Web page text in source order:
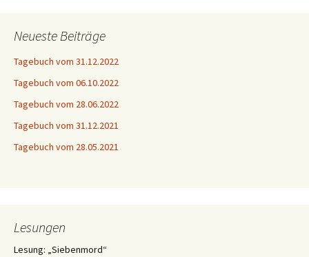
Neueste Beiträge
Tagebuch vom 31.12.2022
Tagebuch vom 06.10.2022
Tagebuch vom 28.06.2022
Tagebuch vom 31.12.2021
Tagebuch vom 28.05.2021
Lesungen
Lesung: „Siebenmord“